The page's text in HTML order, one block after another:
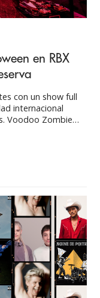
en RBX
con un show full
internacional
Voodoo Zombie
y, esta vez,